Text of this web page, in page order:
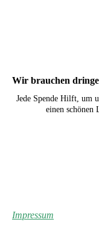
Wir brauchen
Jede Spende Hilft, um
einen schönen
Impressum